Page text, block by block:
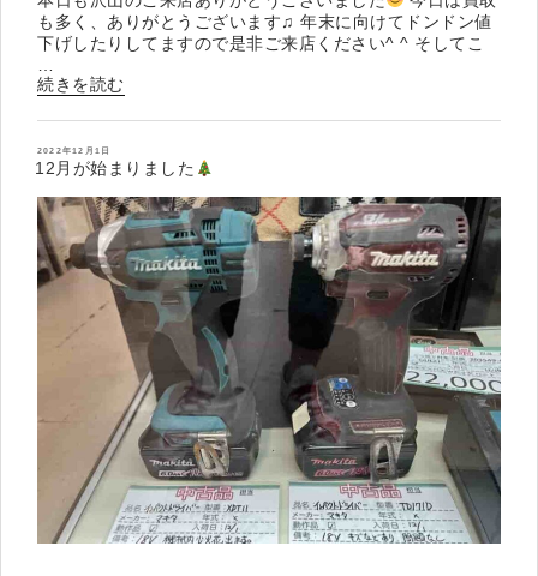
も多く、ありがとうございます♫ 年末に向けてドンドン値
下げしたりしてますので是非ご来店ください^ ^ そしてこ
“ス
ー
ド
ー
入
荷
”
の
続きを読む
投
稿
日:
2022年12月1日
12月が始まりました